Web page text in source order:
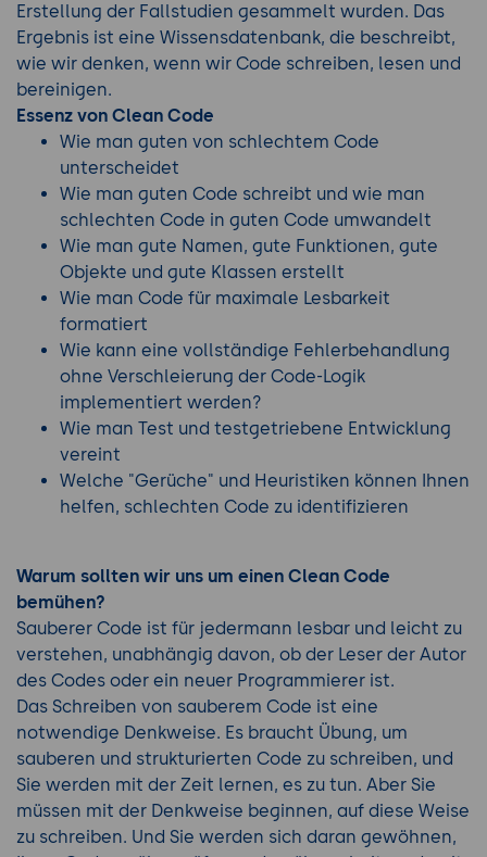
Erstellung der Fallstudien gesammelt wurden. Das
Ergebnis ist eine Wissensdatenbank, die beschreibt,
wie wir denken, wenn wir Code schreiben, lesen und
bereinigen.
Essenz von Clean Code
Wie man guten von schlechtem Code
unterscheidet
Wie man guten Code schreibt und wie man
schlechten Code in guten Code umwandelt
Wie man gute Namen, gute Funktionen, gute
Objekte und gute Klassen erstellt
Wie man Code für maximale Lesbarkeit
formatiert
Wie kann eine vollständige Fehlerbehandlung
ohne Verschleierung der Code-Logik
implementiert werden?
Wie man Test und testgetriebene Entwicklung
vereint
Welche "Gerüche" und Heuristiken können Ihnen
helfen, schlechten Code zu identifizieren
Warum sollten wir uns um einen Clean Code
bemühen?
Sauberer Code ist für jedermann lesbar und leicht zu
verstehen, unabhängig davon, ob der Leser der Autor
des Codes oder ein neuer Programmierer ist.
Das Schreiben von sauberem Code ist eine
notwendige Denkweise. Es braucht Übung, um
sauberen und strukturierten Code zu schreiben, und
Sie werden mit der Zeit lernen, es zu tun. Aber Sie
müssen mit der Denkweise beginnen, auf diese Weise
zu schreiben. Und Sie werden sich daran gewöhnen,